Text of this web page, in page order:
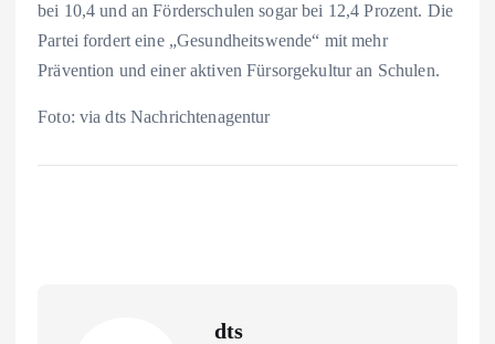
bei 10,4 und an Förderschulen sogar bei 12,4 Prozent. Die
Partei fordert eine „Gesundheitswende“ mit mehr
Prävention und einer aktiven Fürsorgekultur an Schulen.
Foto: via dts Nachrichtenagentur
dts